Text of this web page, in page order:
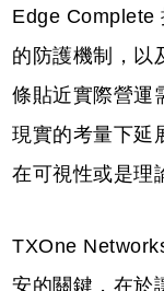
Edge Complete
的防護機制，以
條貼近實際營運
現實的考量下延
在可視性或是理
TXOne
安的關鍵，在於